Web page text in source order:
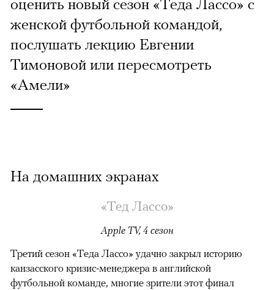
оценить новый сезон «Теда Лассо» с
женской футбольной командой,
послушать лекцию Евгении
Тимоновой или пересмотреть
«Амели»
На домашних экранах
«Тед Лассо»
Apple TV, 4 сезон
Третий сезон «Теда Лассо» удачно закрыл историю
канзасского кризис-менеджера в английской
футбольной команде, многие зрители этот финал